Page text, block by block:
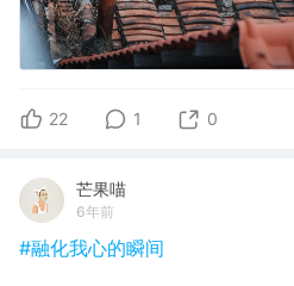
22 1 0
芒果喵
6年前
#融化我心的瞬间